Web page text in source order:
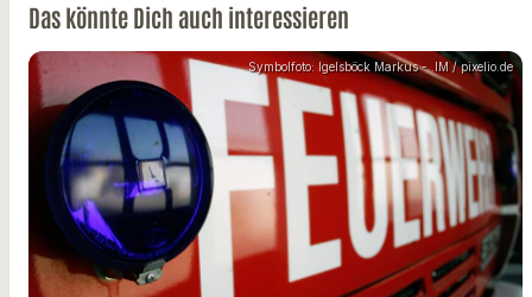
Das könnte Dich auch interessieren
Symbolfoto: Igelsböck Markus - .IM / pixelio.de